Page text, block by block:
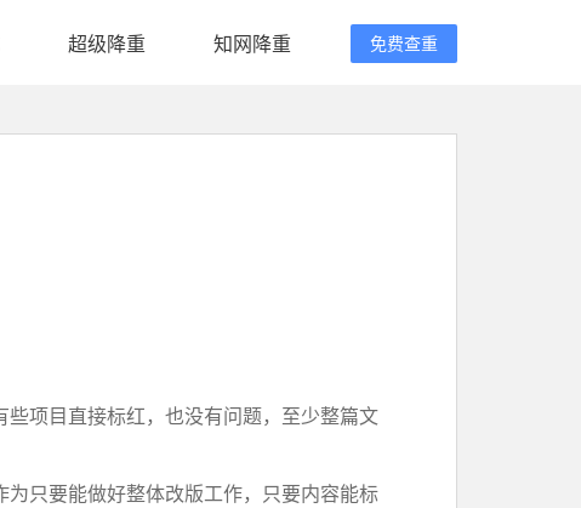
超级降重 知网降重 免费查重
项目直接标红，也没有问题，至少整篇文
只要能做好整体改版工作，只要内容能标